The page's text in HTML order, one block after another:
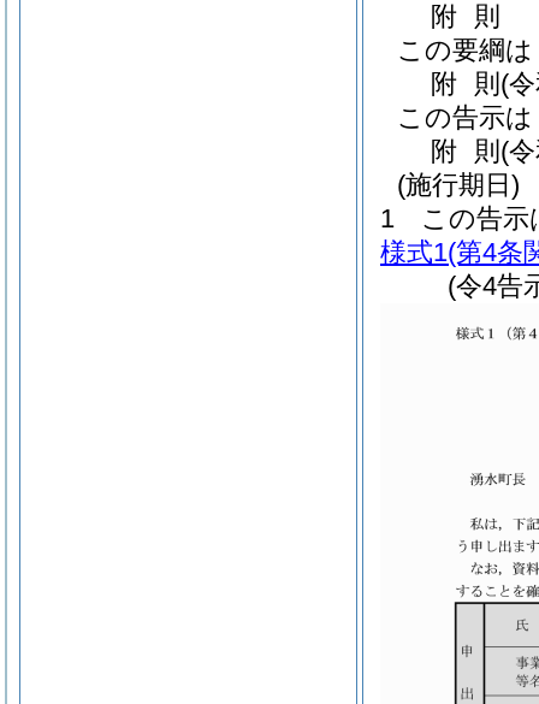
附 則
この要綱
附 則 (
この告示
附 則 (
(施行期日)
1
この告示
様式1(第4条
(令4告